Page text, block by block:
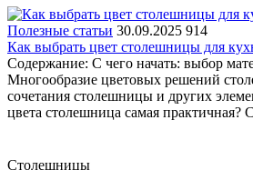
Полезные статьи 30.09.2025 914
Как выбрать цвет столешницы для
Содержание: С чего начать: выбор
Многообразие цветовых решений
сочетания столешницы и других
цвета столешница самая практичная?
Столешницы